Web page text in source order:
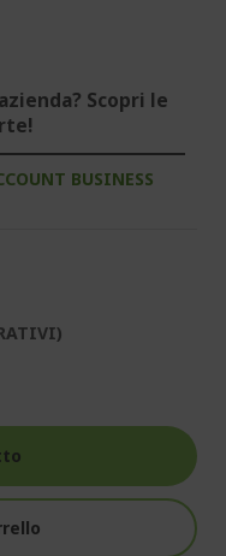
Scopri le
BUSINESS